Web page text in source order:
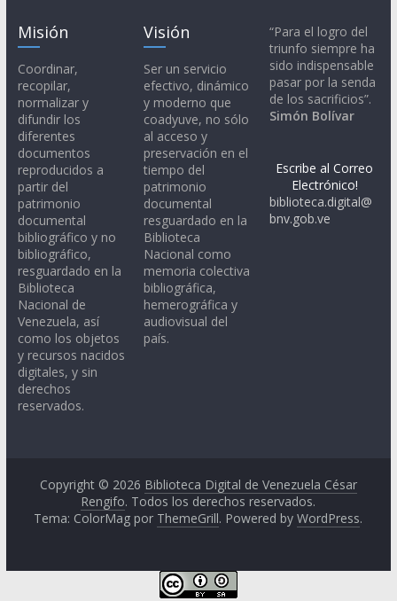
Misión
Coordinar,
recopilar,
normalizar y
difundir los
diferentes
documentos
reproducidos a
partir del
patrimonio
documental
bibliográfico y no
bibliográfico,
resguardado en la
Biblioteca
Nacional de
Venezuela, así
como los objetos
y recursos nacidos
digitales, y sin
derechos
reservados.
Visión
Ser un servicio
efectivo, dinámico
y moderno que
coadyuve, no sólo
al acceso y
preservación en el
tiempo del
patrimonio
documental
resguardado en la
Biblioteca
Nacional como
memoria colectiva
bibliográfica,
hemerográfica y
audiovisual del
país.
“Para el logro del
triunfo siempre ha
sido indispensable
pasar por la senda
de los sacrificios”.
Simón Bolívar
Escribe al Correo
Electrónico!
biblioteca.digital@
bnv.gob.ve
Copyright © 2026 Biblioteca Digital de Venezuela César
Rengifo. Todos los derechos reservados.
Tema: ColorMag por ThemeGrill. Powered byWordPress.